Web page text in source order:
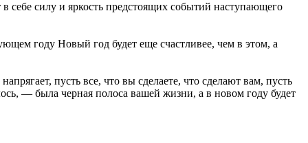
себе силу и яркость предстоящих событий наступающего
году Новый год будет еще счастливее, чем в этом, а
пусть все, что вы сделаете, что сделают вам, пусть
— была черная полоса вашей жизни, а в новом году будет